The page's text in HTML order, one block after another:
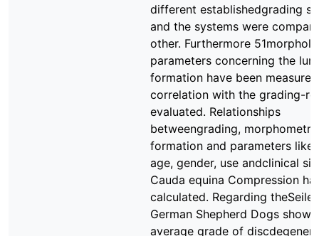
different establishedgrading
and the systems were
other. Furthermore
parameters concerning the
formation have been
correlation with the grading-
evaluated. Relationships
betweengrading,
formation and parameters like
age, gender, use andclinical
Cauda equina Compression
calculated. Regarding
German Shepherd Dogs
average grade of